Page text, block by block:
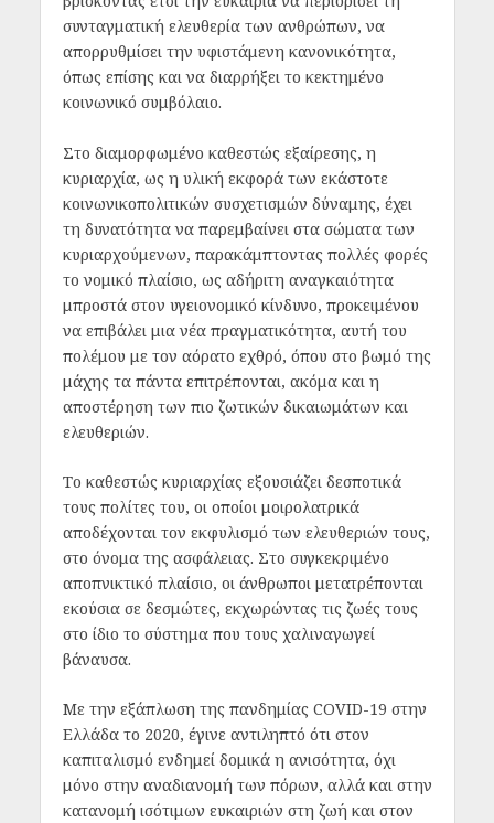
συνταγματική ελευθερία των ανθρώπων, να
απορρυθμίσει την υφιστάμενη κανονικότητα,
όπως επίσης και να διαρρήξει το κεκτημένο
κοινωνικό συμβόλαιο.
Στο διαμορφωμένο καθεστώς εξαίρεσης, η
κυριαρχία, ως η υλική εκφορά των εκάστοτε
κοινωνικοπολιτικών συσχετισμών δύναμης, έχει
τη δυνατότητα να παρεμβαίνει στα σώματα των
κυριαρχούμενων, παρακάμπτοντας πολλές φορές
το νομικό πλαίσιο, ως αδήριτη αναγκαιότητα
μπροστά στον υγειονομικό κίνδυνο, προκειμένου
να επιβάλει μια νέα πραγματικότητα, αυτή του
πολέμου με τον αόρατο εχθρό, όπου στο βωμό της
μάχης τα πάντα επιτρέπονται, ακόμα και η
αποστέρηση των πιο ζωτικών δικαιωμάτων και
ελευθεριών.
Το καθεστώς κυριαρχίας εξουσιάζει δεσποτικά
τους πολίτες του, οι οποίοι μοιρολατρικά
αποδέχονται τον εκφυλισμό των ελευθεριών τους,
στο όνομα της ασφάλειας. Στο συγκεκριμένο
αποπνικτικό πλαίσιο, οι άνθρωποι μετατρέπονται
εκούσια σε δεσμώτες, εκχωρώντας τις ζωές τους
στο ίδιο το σύστημα που τους χαλιναγωγεί
βάναυσα.
Με την εξάπλωση της πανδημίας COVID-19 στην
Ελλάδα το 2020, έγινε αντιληπτό ότι στον
καπιταλισμό ενδημεί δομικά η ανισότητα, όχι
μόνο στην αναδιανομή των πόρων, αλλά και στην
κατανομή ισότιμων ευκαιριών στη ζωή και στον